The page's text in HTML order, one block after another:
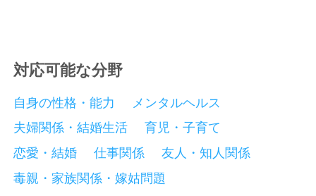
対応可能な分野
自身の性格・能力
メンタルヘルス
夫婦関係・結婚生活
育児・子育て
恋愛・結婚
仕事関係
友人・知人関係
毒親・家族関係・嫁姑問題